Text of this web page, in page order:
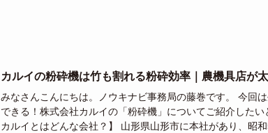
カルイの粉砕機は竹も割れる粉砕効率｜農機具店が太
みなさんこんにちは。ノウキナビ事務局の藤巻です。 今回
できる！株式会社カルイの「粉砕機」についてご紹介した
カルイとはどんな会社？】 山形県山形市に本社があり、昭